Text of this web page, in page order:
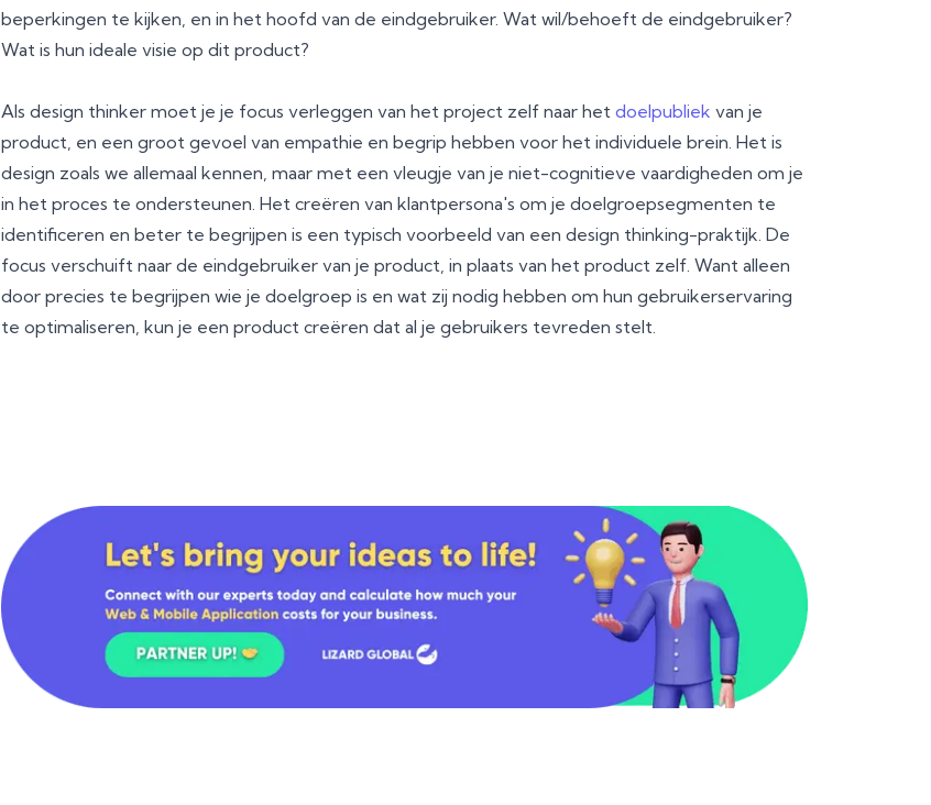
beperkingen te kijken, en in het hoofd van de eindgebruiker. Wat wil/behoeft de eindgebruiker?
Wat is hun ideale visie op dit product?
Als design thinker moet je je focus verleggen van het project zelf naar het doelpubliek van je
product, en een groot gevoel van empathie en begrip hebben voor het individuele brein. Het is
design zoals we allemaal kennen, maar met een vleugje van je niet-cognitieve vaardigheden om je
in het proces te ondersteunen. Het creëren van klantpersona's om je doelgroepsegmenten te
identificeren en beter te begrijpen is een typisch voorbeeld van een design thinking-praktijk. De
focus verschuift naar de eindgebruiker van je product, in plaats van het product zelf. Want alleen
door precies te begrijpen wie je doelgroep is en wat zij nodig hebben om hun gebruikerservaring
te optimaliseren, kun je een product creëren dat al je gebruikers tevreden stelt.